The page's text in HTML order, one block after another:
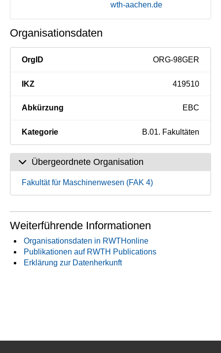
wth-aachen.de
Organisationsdaten
OrgID ORG-98GER
IKZ 419510
Abkürzung EBC
Kategorie B.01. Fakultäten
Übergeordnete Organisation
Fakultät für Maschinenwesen (FAK 4)
Weiterführende Informationen
Organisationsdaten in RWTHonline
Publikationen auf RWTH Publications
Erklärung zur Datenherkunft